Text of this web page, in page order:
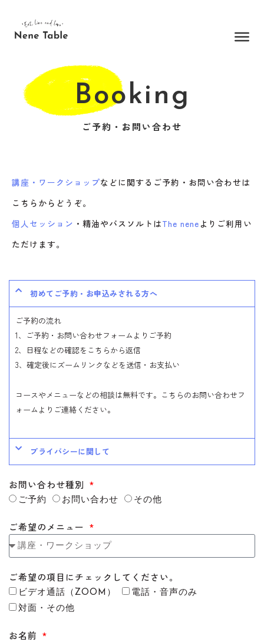
Booking
ご予約・お問い合わせ
講座・ワークショップなどに関するご予約・お問い合わせは
こちらからどうぞ。
個人セッション ・精油やバスソルトはThe nene よりご利用い
ただけます。
初めてご予約・お申込みされる方へ
ご予約の流れ
1、ご予約・お問い合わせフォームよりご予約
2、日程などの確認をこちらから返信
3、確定後にズームリンクなどを送信・お支払い
コースやメニューなどの相談は無料です。こちらのお問い合わせフ
ォームよりご連絡ください。
プライバシーに関して
お問い合わせ種別
ご予約 お問い合わせ その他
ご希望のメニュー
ご希望の項目にチェックしてください。
ビデオ通話（ZOOM）
電話・音声のみ
対面・その他
お名前